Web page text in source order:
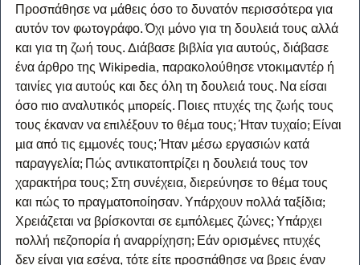
Προσπάθησε να μάθεις όσο το δυνατόν περισσότερα για
αυτόν τον φωτογράφο. Όχι μόνο για τη δουλειά τους αλλά
και για τη ζωή τους. Διάβασε βιβλία για αυτούς, διάβασε
ένα άρθρο της Wikipedia, παρακολούθησε ντοκιμαντέρ ή
ταινίες για αυτούς και δες όλη τη δουλειά τους. Να είσαι
όσο πιο αναλυτικός μπορείς. Ποιες πτυχές της ζωής τους
τους έκαναν να επιλέξουν το θέμα τους; Ήταν τυχαίο; Είναι
μια από τις εμμονές τους; Ήταν μέσω εργασιών κατά
παραγγελία; Πώς αντικατοπτρίζει η δουλειά τους τον
χαρακτήρα τους; Στη συνέχεια, διερεύνησε το θέμα τους
και πώς το πραγματοποίησαν. Υπάρχουν πολλά ταξίδια;
Χρειάζεται να βρίσκονται σε εμπόλεμες ζώνες; Υπάρχει
πολλή πεζοπορία ή αναρρίχηση; Εάν ορισμένες πτυχές
δεν είναι για εσένα, τότε είτε προσπάθησε να βρεις έναν